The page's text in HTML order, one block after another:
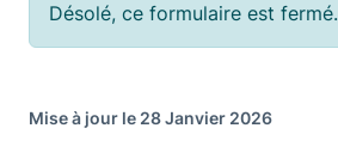
Désolé, ce formulaire est fermé.
Mise à jour le 28 Janvier 2026